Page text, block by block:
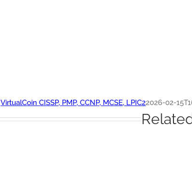
VirtualCoin CISSP, PMP, CCNP, MCSE, LPIC22026-02-